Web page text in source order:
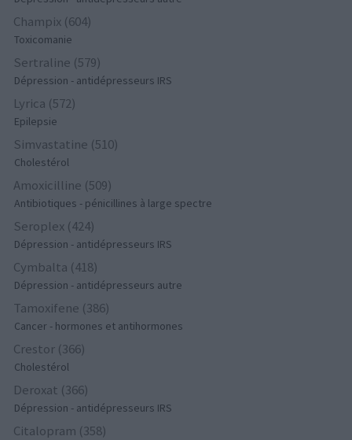
Champix (604)
Toxicomanie
Sertraline (579)
Dépression - antidépresseurs IRS
Lyrica (572)
Epilepsie
Simvastatine (510)
Cholestérol
Amoxicilline (509)
Antibiotiques - pénicillines à large spectre
Seroplex (424)
Dépression - antidépresseurs IRS
Cymbalta (418)
Dépression - antidépresseurs autre
Tamoxifene (386)
Cancer - hormones et antihormones
Crestor (366)
Cholestérol
Deroxat (366)
Dépression - antidépresseurs IRS
Citalopram (358)